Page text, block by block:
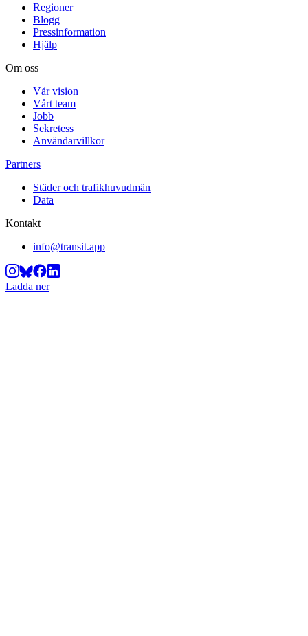
Regioner
Blogg
Pressinformation
Hjälp
Om oss
Vår vision
Vårt team
Jobb
Sekretess
Användarvillkor
Partners
Städer och trafikhuvudmän
Data
Kontakt
info@transit.app
Ladda ner